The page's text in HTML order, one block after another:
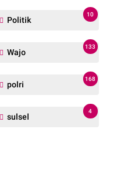
Politik
10
Wajo
133
polri
168
sulsel
4